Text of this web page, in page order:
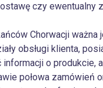
czy ewentualny
Chorwacji
obsługi klienta,
informacji o
połowa zamówień